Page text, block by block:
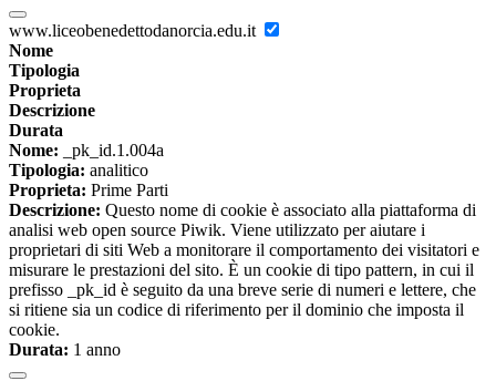
www.liceobenedettodanorcia.edu.it
Nome
Tipologia
Proprieta
Descrizione
Durata
Nome: _pk_id.1.004a
Tipologia: analitico
Proprieta: Prime Parti
Descrizione: Questo nome di cookie è associato alla piattaforma di
analisi web open source Piwik. Viene utilizzato per aiutare i
proprietari di siti Web a monitorare il comportamento dei visitatori e
misurare le prestazioni del sito. È un cookie di tipo pattern, in cui il
prefisso _pk_id è seguito da una breve serie di numeri e lettere, che
si ritiene sia un codice di riferimento per il dominio che imposta il
cookie.
Durata: 1 anno